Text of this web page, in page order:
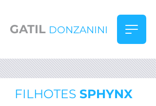
GATIL DONZANINI
FILHOTES SPHYNX